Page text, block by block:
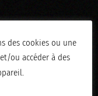
des cookies ou une
ou accéder à des